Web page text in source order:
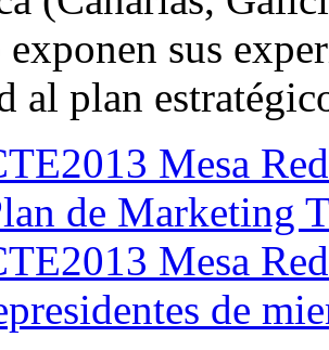
sus
al plan
Mesa
de Marketing
Mesa
de